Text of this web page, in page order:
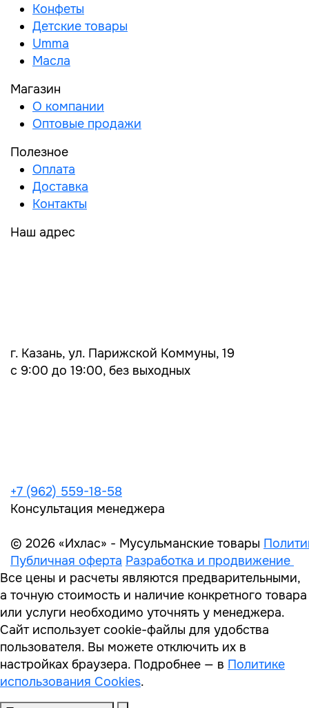
Конфеты
Детские товары
Umma
Масла
Магазин
О компании
Оптовые продажи
Полезное
Оплата
Доставка
Контакты
Наш адрес
г. Казань, ул. Парижской Коммуны, 19
с 9:00 до 19:00, без выходных
+7 (962) 559-18-58
Консультация менеджера
© 2026 «Ихлас» - Мусульманские товары
Публичная оферта Разработка и продвижение
Все цены и расчеты являются предварительными,
а точную стоимость и наличие конкретного товара
или услуги необходимо уточнять у менеджера.
Сайт использует cookie-файлы для удобства
пользователя. Вы можете отключить их в
настройках браузера. Подробнее — в Политике
использования Cookies.